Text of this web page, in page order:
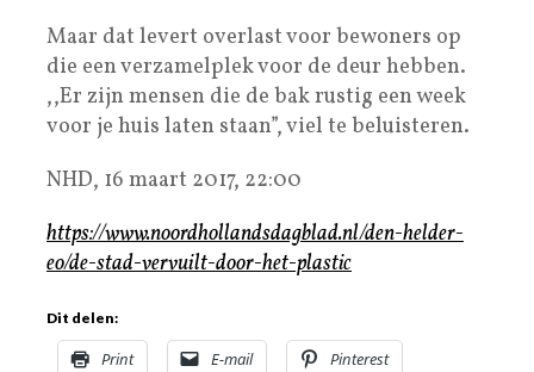
Maar dat levert overlast voor bewoners op
die een verzamelplek voor de deur hebben.
,,Er zijn mensen die de bak rustig een week
voor je huis laten staan”, viel te beluisteren.
NHD, 16 maart 2017, 22:00
https://www.noordhollandsdagblad.nl/den-helder-
eo/de-stad-vervuilt-door-het-plastic
Dit delen:
Print E-mail Pinterest